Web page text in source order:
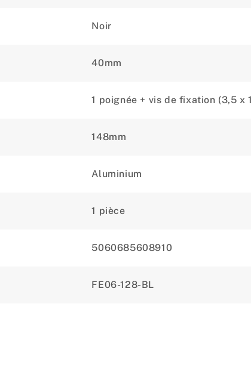
Noir
40mm
1 poignée + vis de fixation (3,5 x
148mm
Aluminium
1 pièce
5060685608910
FE06-128-BL